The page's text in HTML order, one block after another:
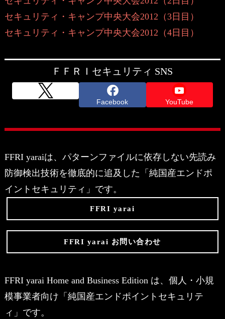
セキュリティ・キャンプ中央大会2012（3日目）
セキュリティ・キャンプ中央大会2012（4日目）
ＦＦＲＩセキュリティ SNS
Facebook YouTube
FFRI yaraiは、パターンファイルに依存しない先読み
防御検出技術を徹底的に追及した「純国産エンドポ
イントセキュリティ」です。
FFRI yarai
FFRI yarai お問い合わせ
FFRI yarai Home and Business Edition は、個人・小規
模事業者向け「純国産エンドポイントセキュリテ
ィ」です。